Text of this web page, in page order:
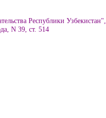
Республики Узбекистан",
N 39, ст. 514